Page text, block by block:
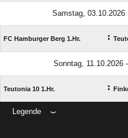
Samstag,
FC Hamburger Berg 1.Hr. :
Sonntag, 11.10.2026
Teutonia 10 1.Hr. :
Legende